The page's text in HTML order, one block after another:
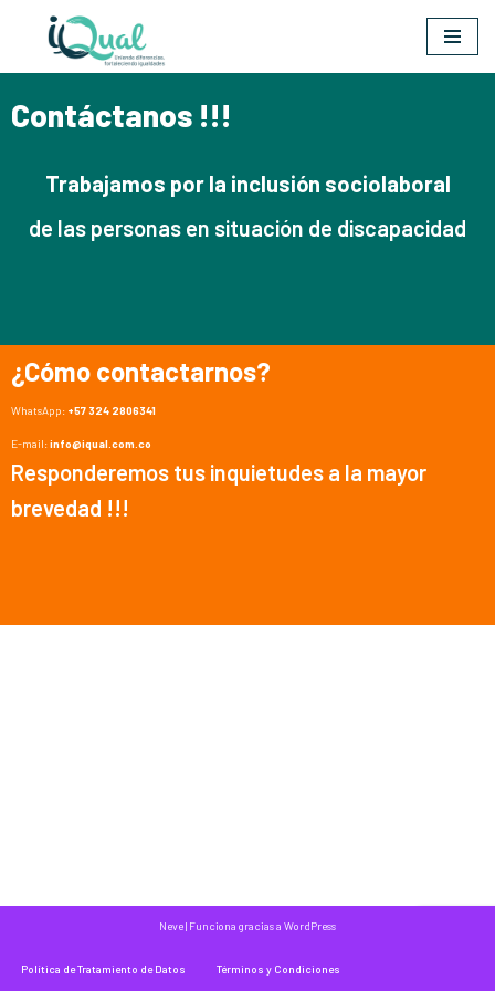
Contáctanos !!!
Trabajamos por la inclusión sociolaboral
de las personas en situación de discapacidad
¿Cómo contactarnos?
WhatsApp: +57 324 2806341
E-mail:info@iqual.com.co
Responderemos tus inquietudes a la mayor
brevedad !!!
Neve| Funciona gracias a WordPress
Política de Tratamiento de Datos Términos y Condiciones